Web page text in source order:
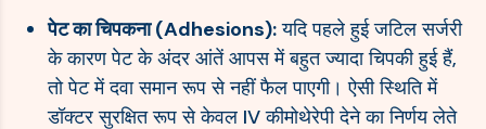
पेट का चिपकना (Adhesions):यदि पहले हुई जटिल सर्जरी
के कारण पेट के अंदर आंतें आपस में बहुत ज्यादा चिपकी हुई हैं,
तो पेट में दवा समान रूप से नहीं फैल पाएगी। ऐसी स्थिति में
डॉक्टर सुरक्षित रूप से केवल IV कीमोथेरेपी देने का निर्णय लेते